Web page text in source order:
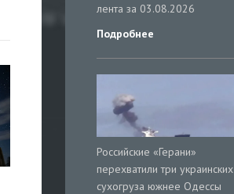
лента за 03.08.2026
Подробнее
Российские «Герани»
перехватили три украинских
сухогруза южнее Одессы